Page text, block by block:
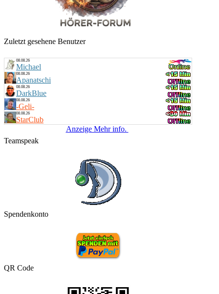
Villa Kunterbunt - Rock
Zuletzt gesehene Benutzer
08.08.26
Michael
08.08.26
Apanatschi
08.08.26
DarkBlue
08.08.26
-Geli-
08.08.26
StarClub
Anzeige Mehr info.
Teamspeak
Spendenkonto
QR Code